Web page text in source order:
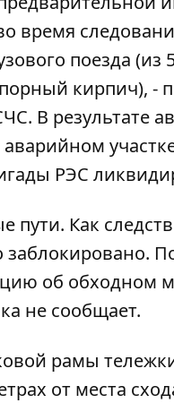
время
поезда (из
кирпич), -
В результате
РЭС
Как
об обходном
не сообщает.
рамы
от места